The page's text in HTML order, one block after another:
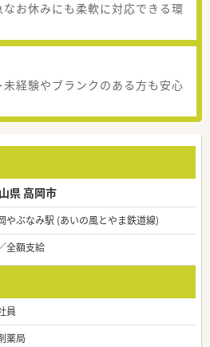
お休みにも柔軟に対応できる環
経験やブランクのある方も安心
県 高岡市
やぶなみ駅 (あいの風とやま鉄道線)
全額支給
員
薬局